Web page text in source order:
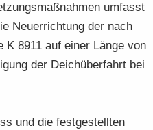
um­fasst
Neu­errich­tung der nach
8911 auf einer Länge von
der Deich­über­fahrt bei
und die fest­ge­stell­ten